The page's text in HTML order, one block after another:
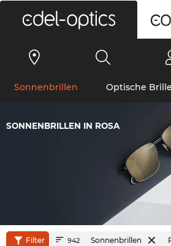
Sonnenbrillen Optische
SONNENBRILLEN IN ROSA
Filter 942 Sonnenbrillen